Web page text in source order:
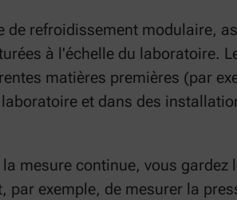
de refroidissement modulaire,
à l'échelle du laboratoire.
matières premières (par
et dans des
la mesure continue, vous
par exemple, de mesurer la